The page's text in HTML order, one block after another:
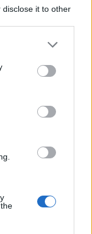
it to other
Viihdeuutiset